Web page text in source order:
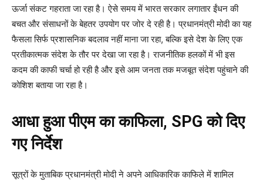
ऊर्जा संकट गहराता जा रहा है। ऐसे समय में भारत सरकार लगातार ईंधन की
बचत और संसाधनों के बेहतर उपयोग पर जोर दे रही है। प्रधानमंत्री मोदी का यह
फैसला सिर्फ प्रशासनिक बदलाव नहीं माना जा रहा, बल्कि इसे देश के लिए एक
प्रतीकात्मक संदेश के तौर पर देखा जा रहा है। राजनीतिक हलकों में भी इस
कदम की काफी चर्चा हो रही है और इसे आम जनता तक मजबूत संदेश पहुंचाने की
कोशिश बताया जा रहा है।
आधा हुआ पीएम का काफिला, SPG को दिए
गए निर्देश
सूत्रों के मुताबिक प्रधानमंत्री मोदी ने अपने आधिकारिक काफिले में शामिल